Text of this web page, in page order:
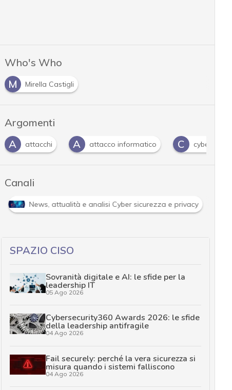
Who's Who
M
Mirella Castigli
Argomenti
A attacchi A attacco informatico C cyber attack
Canali
News, attualità e analisi Cyber sicurezza e
SPAZIO CISO
Sovranità digitale e AI: le sfide per la
leadership IT
05 Ago 2026
Cybersecurity360 Awards 2026: le sfide
della leadership antifragile
04 Ago 2026
Fail securely: perché la vera sicurezza si
misura quando i sistemi falliscono
04 Ago 2026